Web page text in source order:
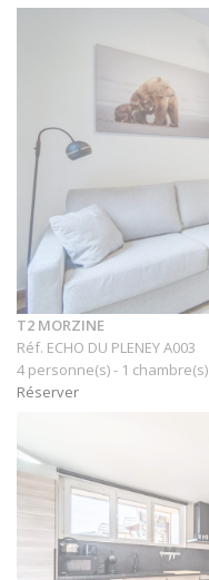
T2 MORZINE
Réf. ECHO DU PLENEY A003
4 personne(s) - 1 chambre(s)
Réserver